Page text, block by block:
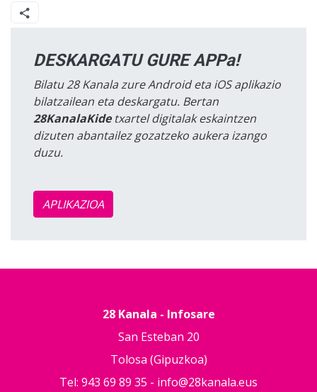
DESKARGATU GURE APPa!
Bilatu 28 Kanala zure Android eta iOS aplikazio
bilatzailean eta deskargatu. Bertan
28KanalaKidetxartel digitalak eskaintzen
dizuten abantailez gozatzeko aukera izango
duzu.
APLIKAZIOA
28 Kanala - Infosare
San Esteban 20
Tolosa (Gipuzkoa)
Tel: 943 69 89 35 - info@28kanala.eus